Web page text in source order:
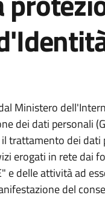
Ministero
dei dati personali
trattamento dei
erogati in rete dai
e delle attività ad
del